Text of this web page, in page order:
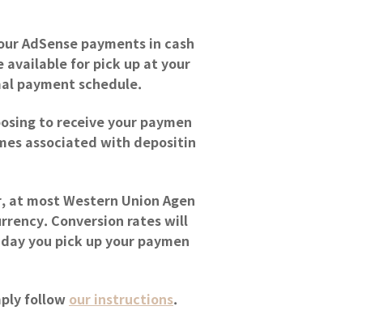
AdSense payments in cash
available for pick up at your
payment schedule.
to receive your paymen
associated with depositin
at most Western Union Agen
Conversion rates will
you pick up your paymen
follow our instructions.